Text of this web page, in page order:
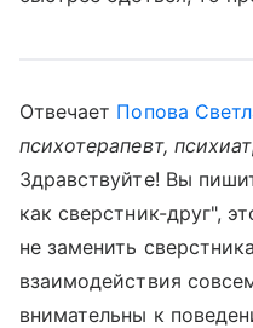
Отвечает Попова
психотерапевт,
Здравствуйте! Вы
как сверстник-друг",
не заменить
взаимодействия
внимательны к